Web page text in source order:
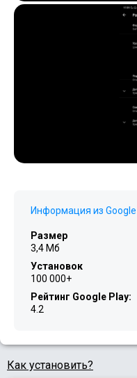
Информация из Google
Размер
3,4 Мб
Установок
100 000+
Рейтинг Google Play:
4.2
Как установить?